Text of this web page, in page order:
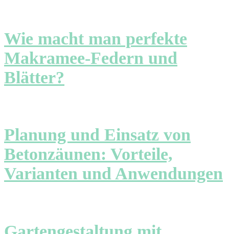
Wie macht man perfekte
Makramee-Federn und
Blätter?
Planung und Einsatz von
Betonzäunen: Vorteile,
Varianten und Anwendungen